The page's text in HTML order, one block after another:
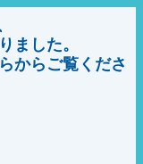
ました。
からご覧くださ